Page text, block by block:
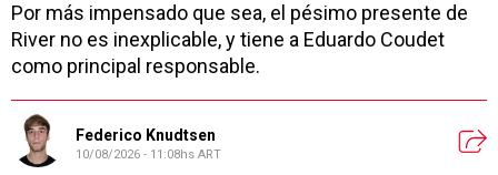
Por más impensado que sea, el pésimo presente de
River no es inexplicable, y tiene a Eduardo Coudet
como principal responsable.
Federico Knudtsen
10/08/2026 - 11:08hs ART